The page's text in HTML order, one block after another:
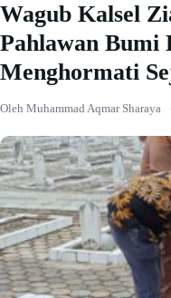
Wagub Kalsel
Pahlawan Bumi
Menghormati
Oleh Muhammad Aqmar Sharaya ·